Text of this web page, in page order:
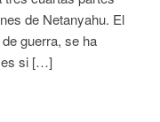
de Netanyahu. El
guerra, se ha
es si […]